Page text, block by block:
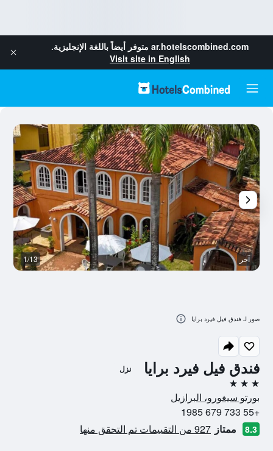
ar.hotelscombined.com متوفر أيضاً باللغة الإنجليزية.
Visit site in English
فندق فيل فيرد برايا نزل
3 نجوم
بورتو سيغورو، البرازيل
+55 733 679 1985
8.3 ممتاز 927 من التقييمات تم التحقق منها
آخر 1/13
صور لـ فندق فيل فيرد برايا